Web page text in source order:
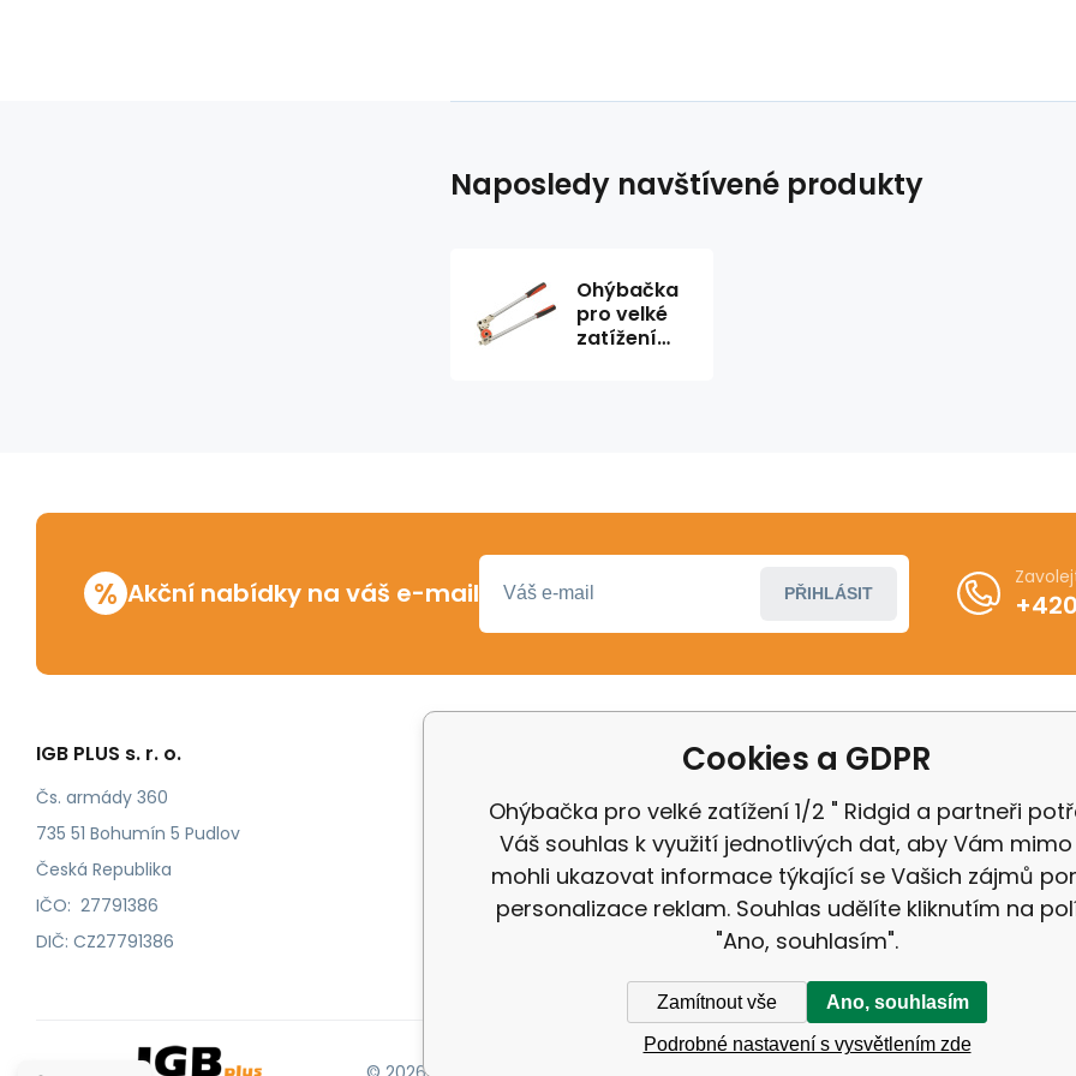
Naposledy navštívené produkty
Ohýbačka
pro velké
zatížení
% Akční nabídky na váš e-mail PŘIHLÁSIT
IGB PLUS s. r. o.
Čs. armády 360
735 51 Bohumín 5 Pudlov
Česká Republika
IČO: 27791386
DIČ: CZ27791386
Katalog Milwaukee
Katalog IGB
Další informace
Odstoupení od kupní
Reklamační řád
Zásady ochrany
Cookies a GDPR
Ohýbačka pro velké zatížení 1/2 " Ridgid a partneři
Váš souhlas k využití jednotlivých dat, aby Vám
mohli ukazovat informace týkající se Vašich zájmů
personalizace reklam. Souhlas udělíte kliknutím na
"Ano, souhlasím".
Zamítnout vše Ano, souhlasím
Podrobné nastavení s vysvětlením zde